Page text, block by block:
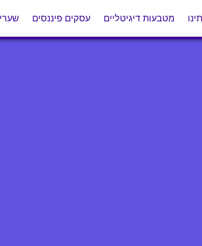
מטבעות דיגיטליים עסקים פיננסים